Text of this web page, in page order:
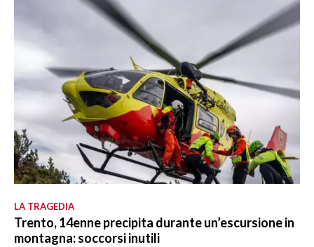
LA TRAGEDIA
Trento, 14enne precipita durante un’escursione in
montagna: soccorsi inutili